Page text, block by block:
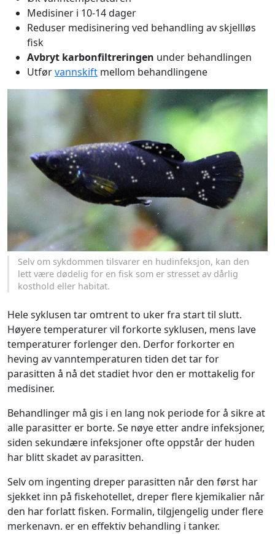
Medisiner i 10-14 dager
Reduser medisinering ved behandling av skjellløs
fisk
Avbryt karbonfiltreringen under behandlingen
Utførvannskift mellom behandlingene
Selv om sykdommen tilsvarer en hudinfeksjon, kan den
lett være dødelig for en fisk som er stresset av dårlig
kosthold eller habitat.
Hele syklusen tar omtrent to uker fra start til slutt.
Høyere temperaturer vil forkorte syklusen, mens lave
temperaturer forlenger den. Derfor forkorter en
heving av vanntemperaturen tiden det tar for
parasitten å nå det stadiet hvor den er mottakelig for
medisiner.
Behandlinger må gis i en lang nok periode for å sikre at
alle parasitter er borte. Se nøye etter andre infeksjoner,
siden sekundære infeksjoner ofte oppstår der huden
har blitt skadet av parasitten.
Selv om ingenting dreper parasitten når den først har
sjekket inn på fiskehotellet, dreper flere kjemikalier når
den har forlatt fisken. Formalin, tilgjengelig under flere
merkenavn. er en effektiv behandling i tanker.